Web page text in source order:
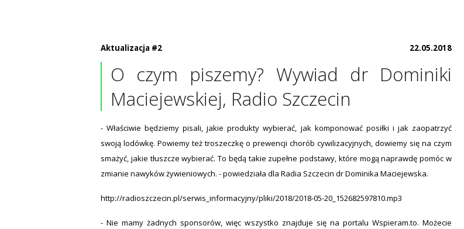
Aktualizacja #2 22.05.2018
O czym piszemy? Wywiad dr Dominiki
Maciejewskiej, Radio Szczecin
- Właściwie będziemy pisali, jakie produkty wybierać, jak komponować posiłki i jak zaopatrzyć
swoją lodówkę. Powiemy też troszeczkę o prewencji chorób cywilizacyjnych, dowiemy się na czym
smażyć, jakie tłuszcze wybierać. To będą takie zupełne podstawy, które mogą naprawdę pomóc w
zmianie nawyków żywieniowych. - powiedziała dla Radia Szczecin dr Dominika Maciejewska.
http://radioszczecin.pl/serwis_informacyjny/pliki/2018/2018-05-20_152682597810.mp3
- Nie mamy żadnych sponsorów, więc wszystko znajduje się na portalu Wspieram.to. Możecie